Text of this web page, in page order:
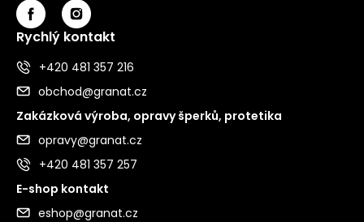
Rychlý kontakt
+420 481 357 216
obchod@granat.cz
Zakázková výroba, opravy šperků, protetika
opravy@granat.cz
+420 481 357 257
E-shop kontakt
eshop@granat.cz